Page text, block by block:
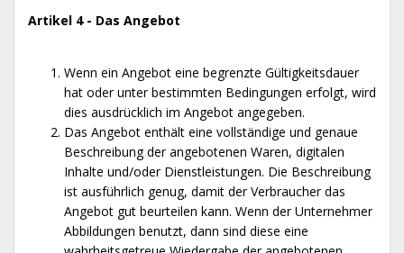
Artikel 4 - Das Angebot
Wenn ein Angebot eine begrenzte Gültigkeitsdauer
hat oder unter bestimmten Bedingungen erfolgt, wird
dies ausdrücklich im Angebot angegeben.
Das Angebot enthält eine vollständige und genaue
Beschreibung der angebotenen Waren, digitalen
Inhalte und/oder Dienstleistungen. Die Beschreibung
ist ausführlich genug, damit der Verbraucher das
Angebot gut beurteilen kann. Wenn der Unternehmer
Abbildungen benutzt, dann sind diese eine